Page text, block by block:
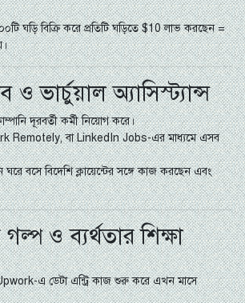
ঘড়ি বিক্রি করে প্রতিটি ঘড়িতে $10 লাভ করছেন =
ভার্চুয়াল অ্যাসিস্ট্যান্স
দূরবর্তী কর্মী নিয়োগ করে।
Remotely, বা LinkedIn Jobs-এর মাধ্যমে এসব
বসে বিদেশি ক্লায়েন্টের সঙ্গে কাজ করছেন এবং
ও ব্যর্থতার শিক্ষা
Upwork-এ ডেটা এন্ট্রি কাজ শুরু করে এখন মাসে